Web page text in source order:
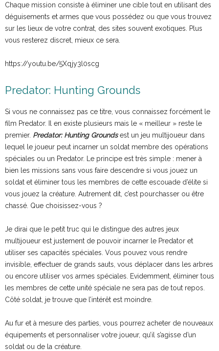
Chaque mission consiste à éliminer une cible tout en utilisant des
déguisements et armes que vous possédez ou que vous trouvez
sur les lieux de votre contrat, des sites souvent exotiques. Plus
vous resterez discret, mieux ce sera.
https://youtu.be/5Xqjy3l0scg
Predator: Hunting Grounds
Si vous ne connaissez pas ce titre, vous connaissez forcément le
film Predator. Il en existe plusieurs mais le « meilleur » reste le
premier. Predator: Hunting Groundsest un jeu multijoueur dans
lequel le joueur peut incarner un soldat membre des opérations
spéciales ou un Predator. Le principe est très simple : mener à
bien les missions sans vous faire descendre si vous jouez un
soldat et éliminer tous les membres de cette escouade d’élite si
vous jouez la créature. Autrement dit, c’est pourchasser ou être
chassé. Que choisissez-vous ?
Je dirai que le petit truc qui le distingue des autres jeux
multijoueur est justement de pouvoir incarner le Predator et
utiliser ses capacités spéciales. Vous pouvez vous rendre
invisible, effectuer de grands sauts, vous déplacer dans les arbres
ou encore utiliser vos armes spéciales. Evidemment, éliminer tous
les membres de cette unité spéciale ne sera pas de tout repos.
Côté soldat, je trouve que l’intérêt est moindre.
Au fur et à mesure des parties, vous pourrez acheter de nouveaux
équipements et personnaliser votre joueur, qu’il s’agisse d’un
soldat ou de la créature.